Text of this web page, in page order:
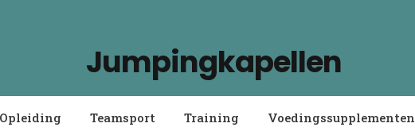
Jumpingkapellen
Opleiding Teamsport Training Voedingssupplementen